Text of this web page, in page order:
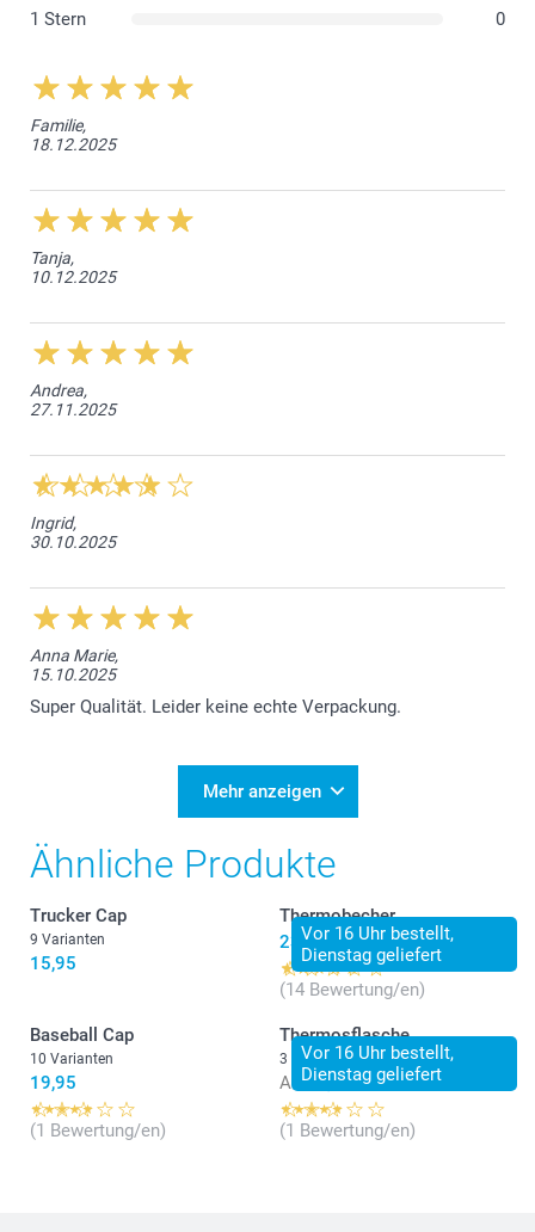
1 Stern
0
Familie,
18.12.2025
Tanja,
10.12.2025
Andrea,
27.11.2025
Ingrid,
30.10.2025
Anna Marie,
15.10.2025
Super Qualität. Leider keine echte Verpackung.
Mehr anzeigen
Ähnliche Produkte
Trucker Cap
9 Varianten
15,95
Vor 16 Uhr bestellt,
Dienstag geliefert
Thermobecher
23,95
(14 Bewertung/en)
Baseball Cap
10 Varianten
19,95
(1 Bewertung/en)
Vor 16 Uhr bestellt,
Dienstag geliefert
Thermosflasche
3 Varianten
Ab 23,95
(1 Bewertung/en)